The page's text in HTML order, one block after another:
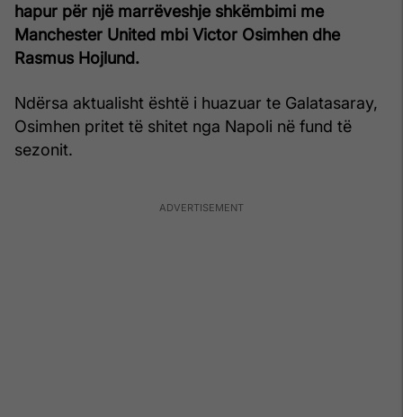
hapur për një marrëveshje shkëmbimi me
Manchester United mbi Victor Osimhen dhe
Rasmus Hojlund.
Ndërsa aktualisht është i huazuar te Galatasaray,
Osimhen pritet të shitet nga Napoli në fund të
sezonit.